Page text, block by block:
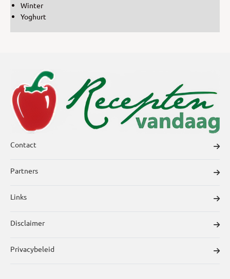
Winter
Yoghurt
Contact
Partners
Links
Disclaimer
Privacybeleid